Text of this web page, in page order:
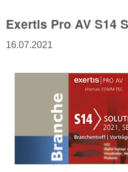
Exertis Pro AV S14
16.07.2021